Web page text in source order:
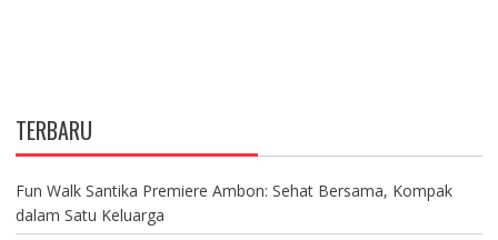
TERBARU
Fun Walk Santika Premiere Ambon: Sehat Bersama, Kompak
dalam Satu Keluarga